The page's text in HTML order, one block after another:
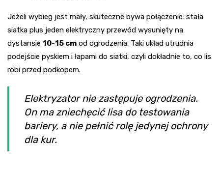
Jeżeli wybieg jest mały, skuteczne bywa połączenie: stała
siatka plus jeden elektryczny przewód wysunięty na
dystansie 10-15 cm od ogrodzenia. Taki układ utrudnia
podejście pyskiem i łapami do siatki, czyli dokładnie to, co lis
robi przed podkopem.
Elektryzator nie zastępuje ogrodzenia.
On ma zniechęcić lisa do testowania
bariery, a nie pełnić rolę jedynej ochrony
dla kur.